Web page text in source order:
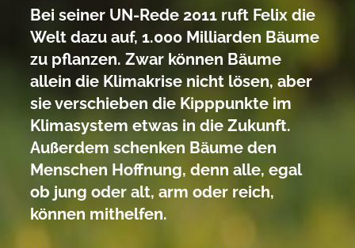
Bei seiner UN-Rede 2011 ruft Felix die
Welt dazu auf, 1.000 Milliarden Bäume
zu pflanzen. Zwar können Bäume
allein die Klimakrise nicht lösen, aber
sie verschieben die Kipppunkte im
Klimasystem etwas in die Zukunft.
Außerdem schenken Bäume den
Menschen Hoffnung, denn alle, egal
ob jung oder alt, arm oder reich,
können mithelfen.